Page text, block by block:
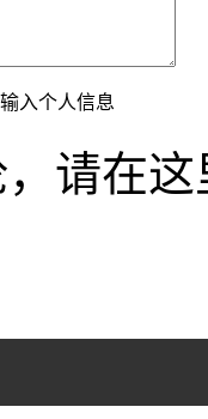
入个人信息
请在这